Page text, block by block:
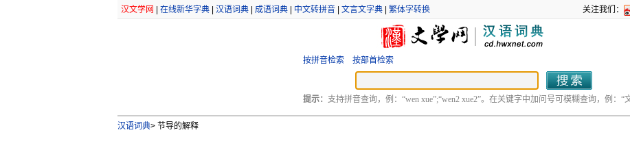
汉文学网 在线新华字典| 汉语词典| 成语词典| 中文转拼音| 文言文字典| 繁体字转换 关注我们：
按拼音检索 按部首检索
提示： 支持拼音查询，例：“wen xue”;“wen2 xue2”。在关键字中加问号可模糊查询，例：“文
汉语词典>节导的解释